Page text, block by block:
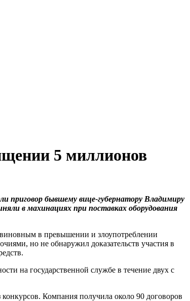
5 миллионов
приговор бывшему вице-губернатору Владимиру
в махинациях при поставках оборудования
в превышении и злоупотреблении
но не обнаружил доказательств участия в
на государственной службе в течение двух с
Компания получила около 90 договоров